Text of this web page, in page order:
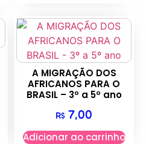
A MIGRAÇÃO DOS
AFRICANOS PARA O
BRASIL – 3º a 5º ano
R$ 7,00
Adicionar ao carrinho